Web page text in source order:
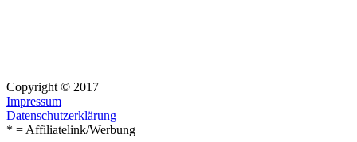
Copyright © 2017
Impressum
Datenschutzerklärung
* = Affiliatelink/Werbung